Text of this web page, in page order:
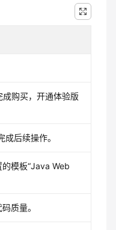
购买，开通体验版
后续操作。
模板“Java Web
质量。